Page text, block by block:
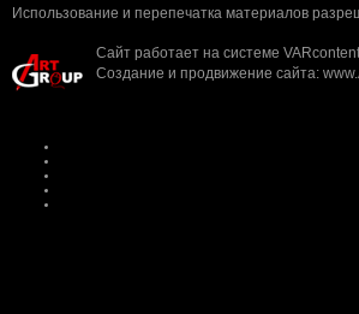
Использование и перепечатка материалов
Сайт работает на системе VARcontent
Создание и продвижение сайта: